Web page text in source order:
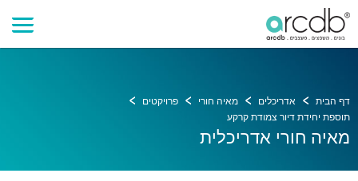
דף הבית אדריכלים מאיה חורי
פרויקטים
תוספת יחידת דיור צמודת קרקע
מאיה חורי אדריכלית